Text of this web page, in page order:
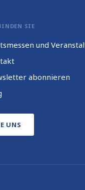
SIE
und
abonnieren
UNS